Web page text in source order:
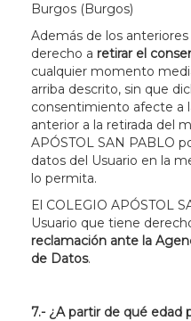
Burgos (Burgos)
Además de los
derecho a retirar el
cualquier momento
arriba descrito, sin que
consentimiento afecte a
anterior a la retirada del
APÓSTOL SAN PABLO
datos del Usuario en la
lo permita.
El COLEGIO APÓSTOL
Usuario que tiene
reclamación ante la
de Datos.
7.- ¿A partir de qué edad